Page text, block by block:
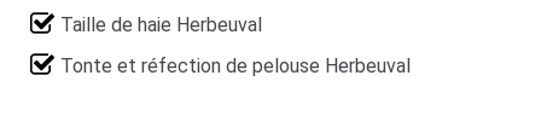
Taille de haie Herbeuval
Tonte et réfection de pelouse Herbeuval